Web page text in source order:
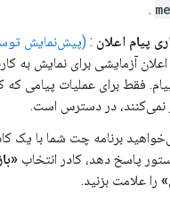
me
.
پیام اعلان : (پیش‌نمایش
آزمایشی برای نمایش به
فقط برای عملیات پیامی که
نمی‌کنند، در دسترس است.
برنامه چت شما با یک
پاسخ دهد، کادر انتخاب
را علامت بزنید.